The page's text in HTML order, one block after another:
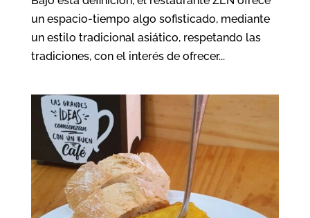
un espacio-tiempo algo sofisticado, mediante
un estilo tradicional asiático, respetando las
tradiciones, con el interés de ofrecer...